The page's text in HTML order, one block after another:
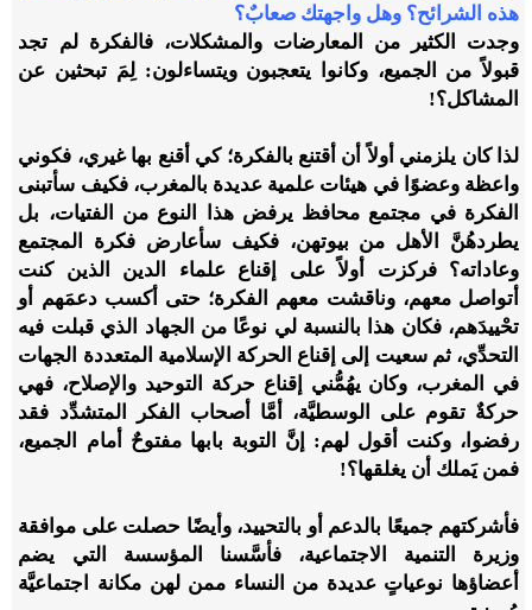
هذه الشرائح؟ وهل واجهتك صعابٌ؟
وجدت الكثير من المعارضات والمشكلات، فالفكرة لم تجد
قبولاً من الجميع، وكانوا يتعجبون ويتساءلون: لِمَ تبحثين عن
المشاكل؟!
لذا كان يلزمني أولاً أن أقتنع بالفكرة؛ كي أقنع بها غيري، فكوني
واعظة وعضوًا في هيئات علمية عديدة بالمغرب، فكيف سأتبنى
الفكرة في مجتمع محافظ يرفض هذا النوع من الفتيات، بل
يطردهُنَّ الأهل من بيوتهن، فكيف سأعارض فكرة المجتمع
وعاداته؟ فركزت أولاً على إقناع علماء الدين الذين كنت
أتواصل معهم، وناقشت معهم الفكرة؛ حتى أكسب دعمَهم أو
تحْييدَهم، فكان هذا بالنسبة لي نوعًا من الجهاد الذي قبلت فيه
التحدِّي، ثم سعيت إلى إقناع الحركة الإسلامية المتعددة الجهات
في المغرب، وكان يهُمُّني إقناع حركة التوحيد والإصلاح، فهي
حركةٌ تقوم على الوسطيَّة، أمَّا أصحاب الفكر المتشدِّد فقد
رفضوا، وكنت أقول لهم: إنَّ التوبة بابها مفتوحٌ أمام الجميع،
فمن يَملك أن يغلقها؟!
فأشركتهم جميعًا بالدعم أو بالتحييد، وأيضًا حصلت على موافقة
وزيرة التنمية الاجتماعية، فأسَّسنا المؤسسة التي يضم
أعضاؤها نوعياتٍ عديدة من النساء ممن لهن مكانة اجتماعيَّة